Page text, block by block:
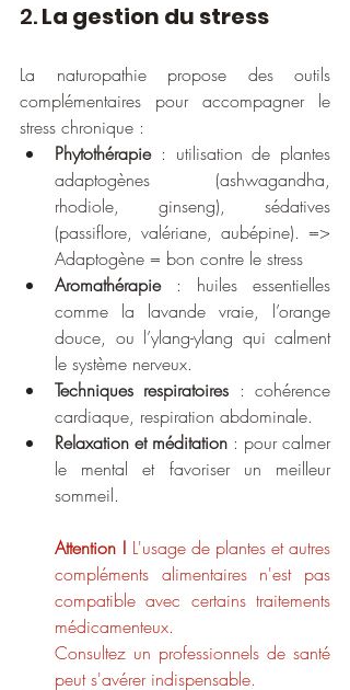
2. La gestion du stress
La naturopathie propose des outils
complémentaires pour accompagner le
stress chronique :
Phytothérapie : utilisation de plantes
adaptogènes (ashwagandha,
rhodiole, ginseng), sédatives
(passiflore, valériane, aubépine). =>
Adaptogène = bon contre le stress
Aromathérapie : huiles essentielles
comme la lavande vraie, l’orange
douce, ou l’ylang-ylang qui calment
le système nerveux.
Techniques respiratoires : cohérence
cardiaque, respiration abdominale.
Relaxation et méditation : pour calmer
le mental et favoriser un meilleur
sommeil.
Attention ! L'usage de plantes et autres
compléments alimentaires n'est pas
compatible avec certains traitements
médicamenteux.
Consultez un professionnels de santé
peut s'avérer indispensable.